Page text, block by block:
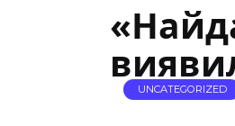
UNCATEGORIZED